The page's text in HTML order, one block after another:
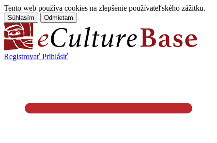
Tento web používa cookies na zlepšenie používateľského zážitku.
Súhlasím Odmietam
Registrovať Prihlásiť